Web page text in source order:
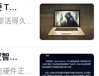
品。小
市场扩容
年Top
离消费
重显著变
转向深
风凉
公开捅
声明：
度宣传
出那些
都是过
Top
活得久。
Hieu
他是 xAI
施团队
出了他
能
硬件正从